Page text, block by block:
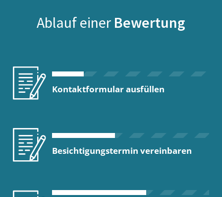
Ablauf einer Bewertung
Kontaktformular ausfüllen
Besichtigungstermin vereinbaren